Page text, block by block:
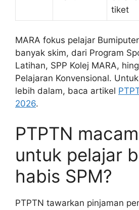
tiket
MARA fokus pelajar
banyak skim, dari Program
Latihan, SPP Kolej MARA,
Pelajaran Konvensional.
lebih dalam, baca artikel
2026.
PTPTN
untuk pelajar
habis SPM?
PTPTN tawarkan pinjaman